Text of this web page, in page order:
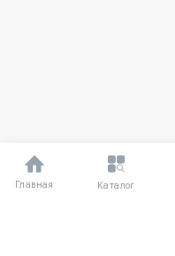
Главная Каталог